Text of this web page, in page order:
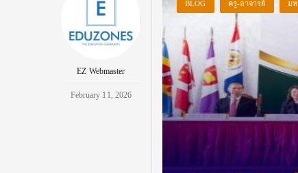
EZ Webmaster
February 11, 2026
BLOG ครู-อาจารย์ มห